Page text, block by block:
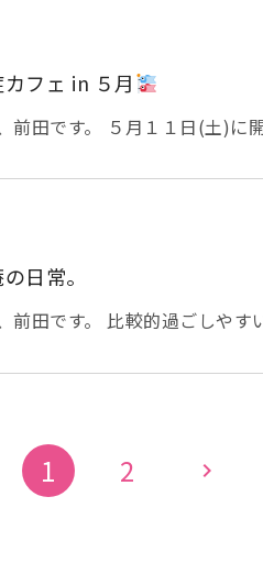
香寿庵 前田
フェ in ５月
前田です。 ５月１１日(土)に
ードを見ながら歌を歌いまし
とドーナツをいただきました
れでは、今日はこの辺りで
日常。
前田です。 比較的過ごしや
お米をといで頂きました。
げる、義歯洗浄剤を小分けに
極的にして下さっています。
それでは、今日はこの辺り
1 2 chevron_right